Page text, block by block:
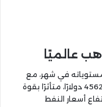
عالميًا
في شهر، مع
تراجع الأونصة بنسبة 0.7% إلى 4562 دولارًا، متأثرًا بقوة
أسعار النفط